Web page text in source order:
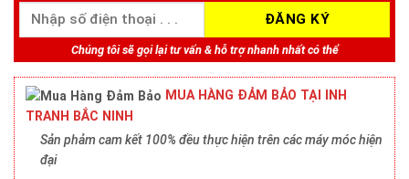
Chúng tôi sẽ gọi lại tư vấn & hỗ trợ nhanh nhất có thể
MUA HÀNG ĐẢM BẢO TẠI INH
TRANH BẮC NINH
Sản phảm cam kết 100% đều thực hiện trên các máy móc hiện
đại